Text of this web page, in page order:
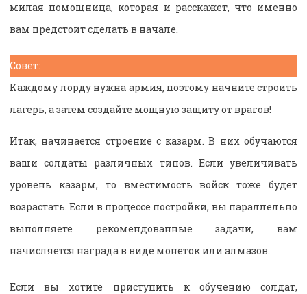
милая помощница, которая и расскажет, что именно
вам предстоит сделать в начале.
Совет:
Каждому лорду нужна армия, поэтому начните строить
лагерь, а затем создайте мощную защиту от врагов!
Итак, начинается строение с казарм. В них обучаются
ваши солдаты различных типов. Если увеличивать
уровень казарм, то вместимость войск тоже будет
возрастать. Если в процессе постройки, вы параллельно
выполняете рекомендованные задачи, вам
начисляется награда в виде монеток или алмазов.
Если вы хотите приступить к обучению солдат,